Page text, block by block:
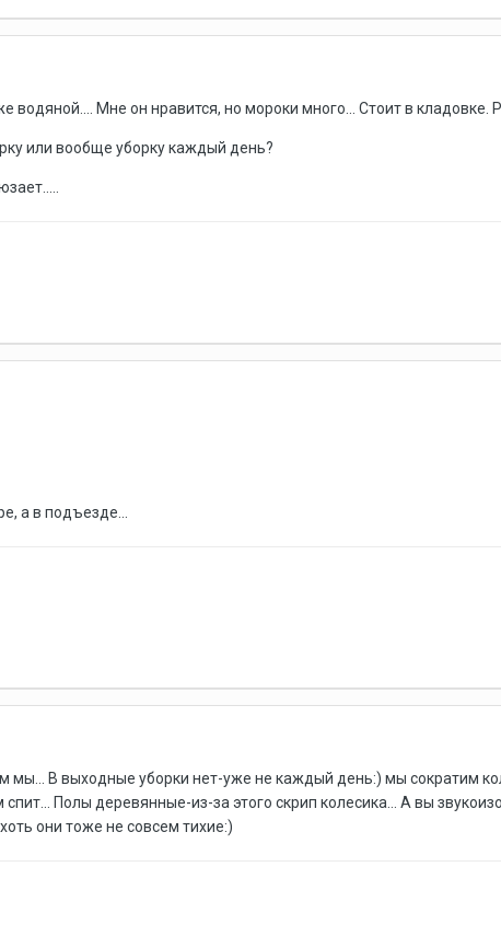
водяной.... Мне он нравится, но мороки много... Стоит в кладовке.
или вообще уборку каждый день?
а в подъезде...
мы... В выходные уборки нет-уже не каждый день:) мы сократим
спит... Полы деревянные-из-за этого скрип колесика... А вы
они тоже не совсем тихие:)